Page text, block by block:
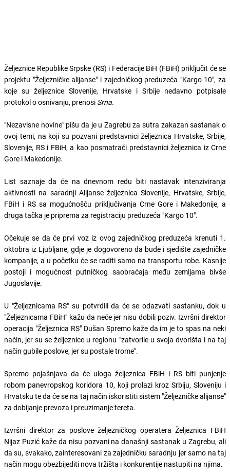
Željeznice Republike Srpske (RS) i Federacije BiH (FBiH) priključit će se
projektu "Željezničke alijanse" i zajedničkog preduzeća "Kargo 10", za
koje su željeznice Slovenije, Hrvatske i Srbije nedavno potpisale
protokol o osnivanju, prenosi Srna.
"Nezavisne novine" pišu da je u Zagrebu za sutra zakazan sastanak o
ovoj temi, na koji su pozvani predstavnici željeznica Hrvatske, Srbije,
Slovenije, RS i FBiH, a kao posmatrači predstavnici željeznica iz Crne
Gore i Makedonije.
List saznaje da će na dnevnom redu biti nastavak intenziviranja
aktivnosti na saradnji Alijanse željeznica Slovenije, Hrvatske, Srbije,
FBiH i RS sa mogućnošću priključivanja Crne Gore i Makedonije, a
druga tačka je priprema za registraciju preduzeća "Kargo 10".
Očekuje se da će prvi voz iz ovog zajedničkog preduzeća krenuti 1.
oktobra iz Ljubljane, gdje je dogovoreno da bude i sjedište zajedničke
kompanije, a u početku će se raditi samo na transportu robe. Kasnije
postoji i mogućnost putničkog saobraćaja među zemljama bivše
Jugoslavije.
U "Željeznicama RS" su potvrdili da će se odazvati sastanku, dok u
"Željeznicama FBiH" kažu da neće jer nisu dobili poziv. Izvršni direktor
operacija "Željeznica RS" Dušan Spremo kaže da im je to spas na neki
način, jer su se željeznice u regionu "zatvorile u svoja dvorišta i na taj
način gubile poslove, jer su postale trome".
Spremo pojašnjava da će uloga željeznica FBiH i RS biti punjenje
robom panevropskog koridora 10, koji prolazi kroz Srbiju, Sloveniju i
Hrvatsku te da će se na taj način iskoristiti sistem "Željezničke alijanse"
za dobijanje prevoza i preuzimanje tereta.
Izvršni direktor za poslove željezničkog operatera Željeznica FBiH
Nijaz Puzić kaže da nisu pozvani na današnji sastanak u Zagrebu, ali
da su, svakako, zainteresovani za zajedničku saradnju jer samo na taj
način mogu obezbijediti nova tržišta i konkurentije nastupiti na njima.